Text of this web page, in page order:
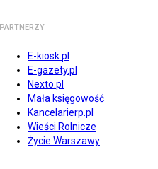
PARTNERZY
E-kiosk.pl
E-gazety.pl
Nexto.pl
Mała księgowość
Kancelarierp.pl
Wieści Rolnicze
Życie Warszawy